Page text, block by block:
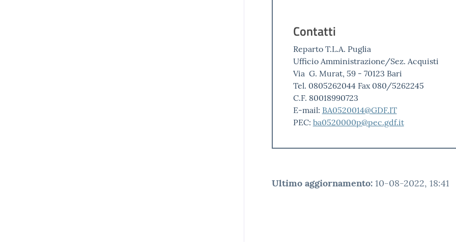
Contatti
Reparto T.L.A. Puglia
Ufficio Amministrazione/Sez. Acquisti
Via G. Murat, 59 - 70123 Bari
Tel. 0805262044 Fax 080/5262245
C.F. 80018990723
E-mail: BA0520014@GDF.IT
PEC: ba0520000p@pec.gdf.it
Ultimo aggiornamento: 10-08-2022, 18:41